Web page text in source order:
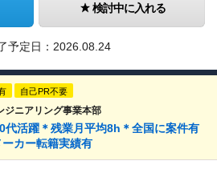
検討中に入れる
予定日： 2026.08.24
自己PR不要
ジニアリング事業本部
代活躍＊残業月平均8h＊全国に案件有
カー転籍実績有